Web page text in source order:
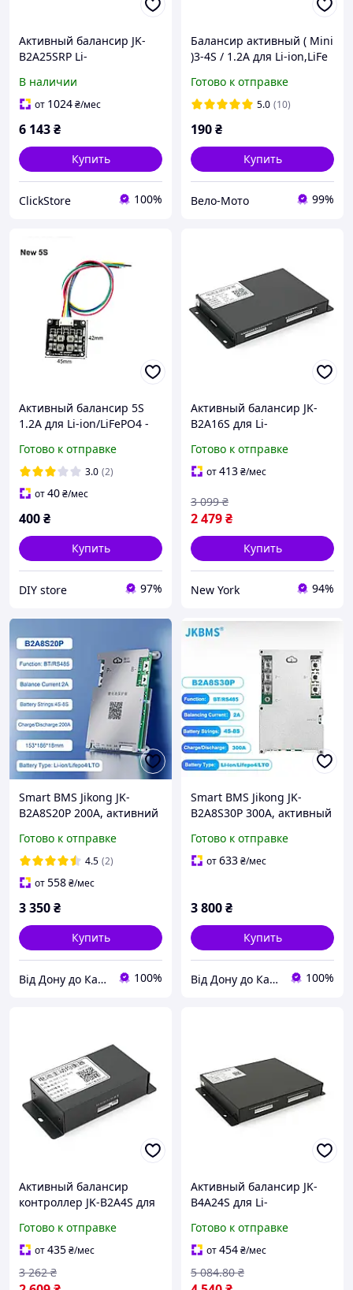
Активный балансир JK-
B2A25SRP Li-
1000A с Bluetooth
В наличии
от 1024₴/мес
6 143₴
Купить
ClickStore 100%
Балансир активный ( Mini
)3-4S / 1.2A для Li-ion,LiFe
Готово к отправке
5.0 (10)
190₴
Купить
Вело-Мото 99%
Активный балансир 5S
1.2A для Li-ion/LiFePO4 -
эквалайзер (energy
transfer), 45×42 мм
Готово к отправке
3.0 (2)
от40₴/мес
400₴
Купить
DIY store 97%
Активный балансир JK-
B2A16S для Li-
40-100V Bluetooth newyork
Готово к отправке
от413₴/мес
2 479₴
3 099 ₴
Купить
New York 94%
Smart BMS Jikong JK-
B2A8S20P 200А, активний
Готово к отправке
4.5 (2)
от558₴/мес
3 350₴
Купить
Від Дону до Карпат 100%
Smart BMS Jikong JK-
B2A8S30P 300А, активный
Готово к отправке
от633₴/мес
3 800₴
Купить
Від Дону до Карпат 100%
Активный балансир
контроллер JK-B2A4S для
500A симметрия
Bluetooth buzyna
Готово к отправке
от435₴/мес
3 262 ₴
Активный балансир JK-
B4A24S для Li-
4A, 40-100V,
Bluetooth(1035846734)
Готово к отправке
от454₴/мес
5 084.80 ₴